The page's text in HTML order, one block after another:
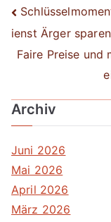
Beitrags-
ienst Ärger sparen
Faire Preise und
Archiv
Juni 2026
Mai 2026
April 2026
März 2026